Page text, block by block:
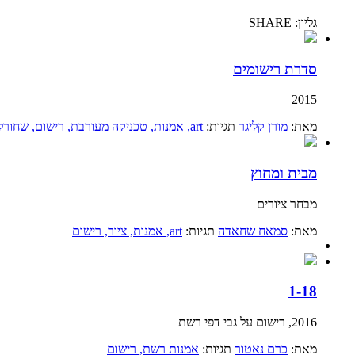
גליון: SHARE
סדרת רישומים
2015
מאת: מורן קליגר תגיות: art, אמנות, טכניקה מעורבת, רישום,
מבית ומחוץ
מבחר ציורים
מאת: סמאח שחאדה תגיות: art, אמנות, ציור, רישום
1-18
2016, רישום על גבי דפי רשת
מאת: כרם נאטור תגיות: אמנות רשת, רישום